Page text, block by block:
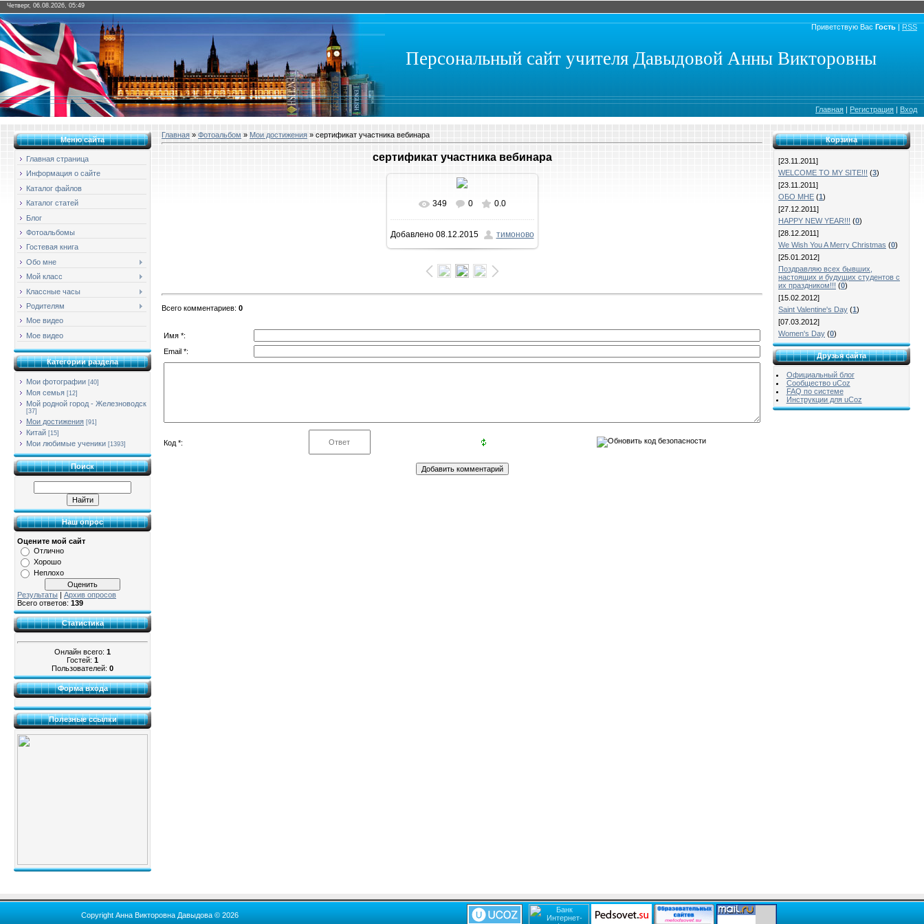
Четверг, 06.08.2026, 05:49
Приветствую Вас Гость | RSS
Персональный сайт учителя Давыдовой Анны Викторовны
Главная | Регистрация | Вход
Меню сайта
Главная страница
Информация о сайте
Каталог файлов
Каталог статей
Блог
Фотоальбомы
Гостевая книга
Обо мне
Мой класс
Классные часы
Родителям
Мое видео
Мое видео
Категории раздела
Мои фотографии [40]
Моя семья [12]
Мой родной город - Железноводск
[37]
Мои достижения [91]
Китай [15]
Мои любимые ученики [1393]
Поиск
Наш опрос
Оцените мой сайт
Отлично
Хорошо
Неплохо
Результаты | Архив опросов
Всего ответов: 139
Статистика
Онлайн всего: 1
Гостей: 1
Пользователей: 0
Форма входа
Полезные ссылки
Главная » Фотоальбом » Мои достижения » сертификат участника вебинара
сертификат участника вебинара
В реальном размере
1131x1600/ 165.7Kb
349 0 0.0
Добавлено08.12.2015 тимоново
Всего комментариев: 0
Имя *:
Email *:
Код *:
Корзина
[23.11.2011]
WELCOME TO MY SITE!!! (3)
[23.11.2011]
ОБО МНЕ (1)
[27.12.2011]
HAPPY NEW YEAR!!! (0)
[28.12.2011]
We Wish You A Merry Christmas (0)
[25.01.2012]
Поздравляю всех бывших,
настоящих и будущих студентов с
их праздником!!! (0)
[15.02.2012]
Saint Valentine's Day (1)
[07.03.2012]
Women's Day (0)
Друзья сайта
Официальный блог
Сообщество uCoz
FAQ по системе
Инструкции для uCoz
Copyright Анна Викторовна Давыдова © 2026